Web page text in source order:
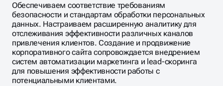
Обеспечиваем соответствие требованиям
безопасности и стандартам обработки персональных
данных. Настраиваем расширенную аналитику для
отслеживания эффективности различных каналов
привлечения клиентов. Создание и продвижение
корпоративного сайта сопровождается внедрением
систем автоматизации маркетинга и lead-скоринга
для повышения эффективности работы с
потенциальными клиентами.